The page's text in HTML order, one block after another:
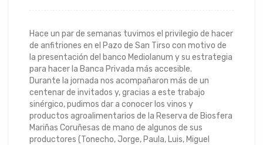
Hace un par de semanas tuvimos el privilegio de hacer
de anfitriones en el Pazo de San Tirso con motivo de
la presentación del banco Mediolanum y su estrategia
para hacer la Banca Privada más accesible.
Durante la jornada nos acompañaron más de un
centenar de invitados y, gracias a este trabajo
sinérgico, pudimos dar a conocer los vinos y
productos agroalimentarios de la Reserva de Biosfera
Mariñas Coruñesas de mano de algunos de sus
productores (Tonecho, Jorge, Paula, Luis, Miguel